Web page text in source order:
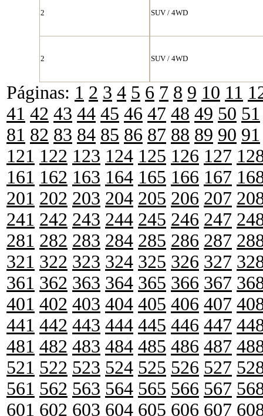
2 SUV / 4WD
2 SUV / 4WD
Páginas: 1 2 3 4 5 6 7 8 9 10 11
41 42 43 44 45 46 47 48 49 50 51
81 82 83 84 85 86 87 88 89 90 91
121 122 123 124 125 126 127
161 162 163 164 165 166 167
201 202 203 204 205 206 207
241 242 243 244 245 246 247
281 282 283 284 285 286 287
321 322 323 324 325 326 327
361 362 363 364 365 366 367
401 402 403 404 405 406 407
441 442 443 444 445 446 447
481 482 483 484 485 486 487
521 522 523 524 525 526 527
561 562 563 564 565 566 567
601 602 603 604 605 606 607